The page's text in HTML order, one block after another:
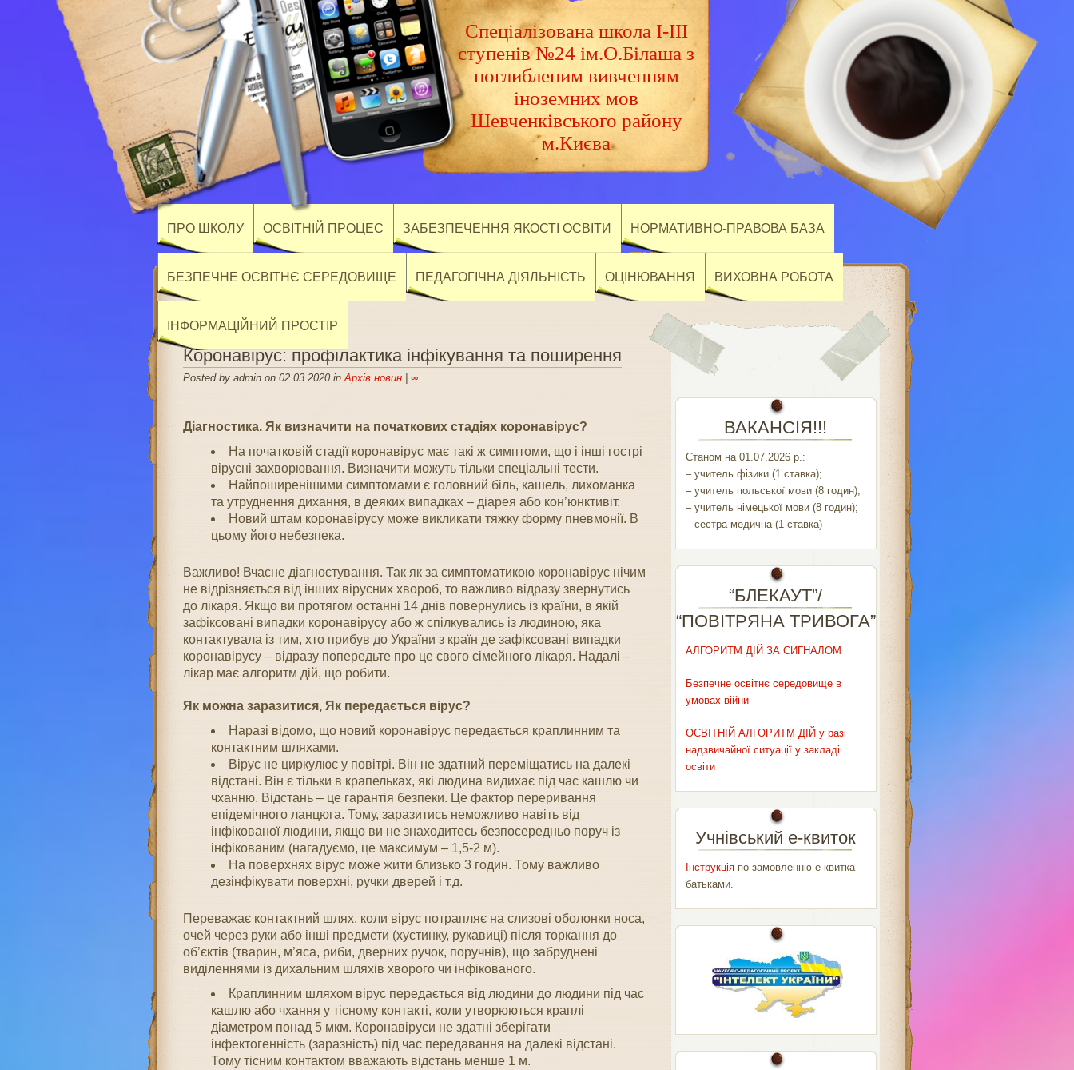
Спеціалізована школа І-ІІІ
ступенів №24 ім.О.Білаша з
поглибленим вивченням
іноземних мов
Шевченківського району
м.Києва
ПРО ШКОЛУ ОСВІТНІЙ ПРОЦЕС ЗАБЕЗПЕЧЕННЯ ЯКОСТІ ОСВІТИ НОРМАТИВНО-ПРАВОВА БАЗА
БЕЗПЕЧНЕ ОСВІТНЄ СЕРЕДОВИЩЕ ПЕДАГОГІЧНА ДІЯЛЬНІСТЬ ОЦІНЮВАННЯ ВИХОВНА РОБОТА
ІНФОРМАЦІЙНИЙ ПРОСТІР
​​Коронавірус: профілактика інфікування та поширення
Posted by admin on 02.03.2020 inАрхів новин| ∞
Діагностика. Як визначити на початкових стадіях коронавірус?
На початковій стадії коронавірус має такі ж симптоми, що і інші гострі
вірусні захворювання. Визначити можуть тільки спеціальні тести.
Найпоширенішими симптомами є головний біль, кашель, лихоманка
та утруднення дихання, в деяких випадках – діарея або кон’юнктивіт.
Новий штам коронавірусу може викликати тяжку форму пневмонії. В
цьому його небезпека.
Важливо! Вчасне діагностування. Так як за симптоматикою коронавірус нічим
не відрізняється від інших вірусних хвороб, то важливо відразу звернутись
до лікаря. Якщо ви протягом останні 14 днів повернулись із країни, в якій
зафіксовані випадки коронавірусу або ж спілкувались із людиною, яка
контактувала із тим, хто прибув до України з країн де зафіксовані випадки
коронавірусу – відразу попередьте про це свого сімейного лікаря. Надалі –
лікар має алгоритм дій, що робити.
Як можна заразитися, Як передається вірус?
Наразі відомо, що новий коронавірус передається краплинним та
контактним шляхами.
Вірус не циркулює у повітрі. Він не здатний переміщатись на далекі
відстані. Він є тільки в крапельках, які людина видихає під час кашлю чи
чханню. Відстань – це гарантія безпеки. Це фактор переривання
епідемічного ланцюга. Тому, заразитись неможливо навіть від
інфікованої людини, якщо ви не знаходитесь безпосередньо поруч із
інфікованим (нагадуємо, це максимум – 1,5-2 м).
На поверхнях вірус може жити близько 3 годин. Тому важливо
дезінфікувати поверхні, ручки дверей і т.д.
Переважає контактний шлях, коли вірус потрапляє на слизові оболонки носа,
очей через руки або інші предмети (хустинку, рукавиці) після торкання до
об’єктів (тварин, м’яса, риби, дверних ручок, поручнів), що забруднені
виділеннями із дихальним шляхів хворого чи інфікованого.
Краплинним шляхом вірус передається від людини до людини під час
кашлю або чхання у тісному контакті, коли утворюються краплі
діаметром понад 5 мкм. Коронавіруси не здатні зберігати
інфектогенність (заразність) під час передавання на далекі відстані.
Тому тісним контактом вважають відстань менше 1 м.
ВАКАНСІЯ!!!
Станом на 01.07.2026 р.:
– учитель фізики (1 ставка);
– учитель польської мови (8 годин);
– учитель німецької мови (8 годин);
– сестра медична (1 ставка)
“БЛЕКАУТ”/
“ПОВІТРЯНА ТРИВОГА”
АЛГОРИТМ ДІЙ ЗА СИГНАЛОМ
Безпечне освітнє середовище в
умовах війни
ОСВІТНІЙ АЛГОРИТМ ДІЙ у разі
надзвичайної ситуації у закладі
освіти
Учнівський е-квиток
Інструкціяпо замовленню е-квитка
батьками.